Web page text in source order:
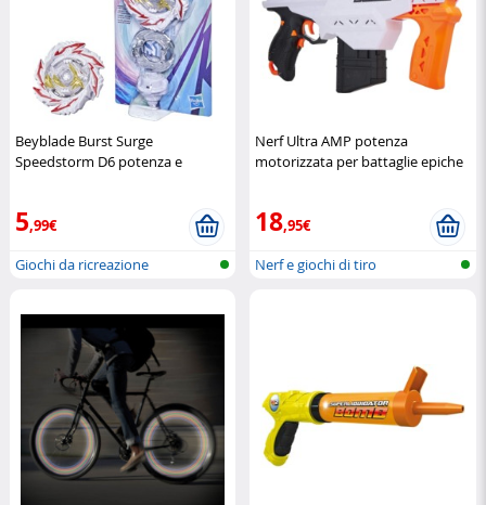
Beyblade Burst Surge
Speedstorm D6 potenza e
5,99€
Giochi da ricreazione
Nerf Ultra AMP potenza
motorizzata per battaglie epiche
18,95€
Nerf e giochi di tiro